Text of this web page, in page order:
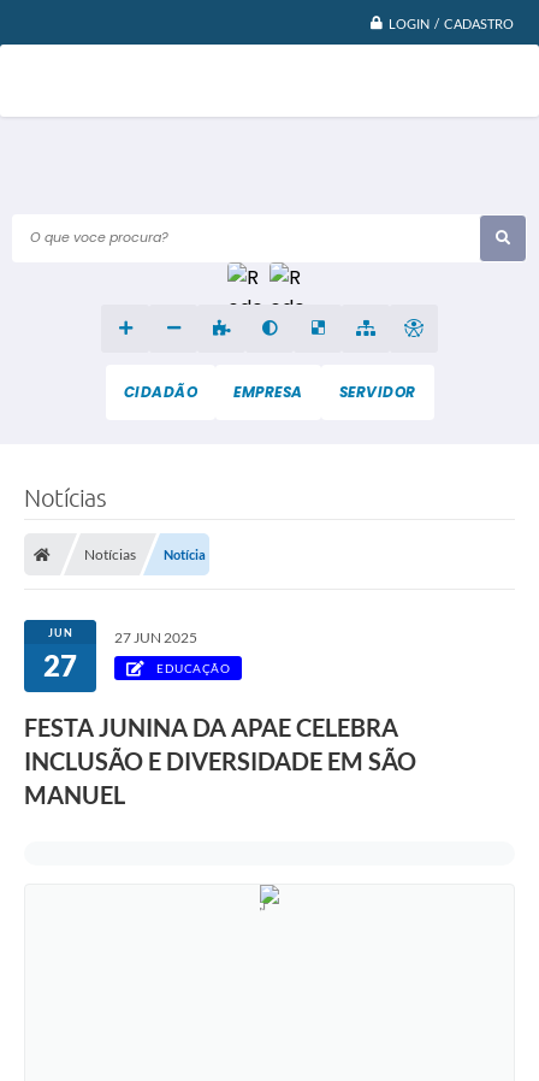
LOGIN / CADASTRO
O que voce procura?
CIDADÃO EMPRESA SERVIDOR
Notícias
Notícias Notícia
JUN
27
27 JUN 2025
EDUCAÇÃO
FESTA JUNINA DA APAE CELEBRA
INCLUSÃO E DIVERSIDADE EM SÃO
MANUEL